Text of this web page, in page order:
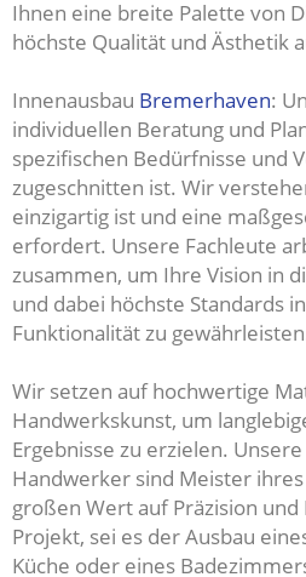
Ihnen eine breite Palette von
höchste Qualität und Ästhetik
Innenausbau Bremerhaven:
individuellen Beratung und
spezifischen Bedürfnisse und
zugeschnitten ist. Wir
einzigartig ist und eine
erfordert. Unsere Fachleute
zusammen, um Ihre Vision in
und dabei höchste Standards
Funktionalität zu
Wir setzen auf hochwertige
Handwerkskunst, um
Ergebnisse zu erzielen.
Handwerker sind Meister ihres
großen Wert auf Präzision
Projekt, sei es der Ausbau
Küche oder eines